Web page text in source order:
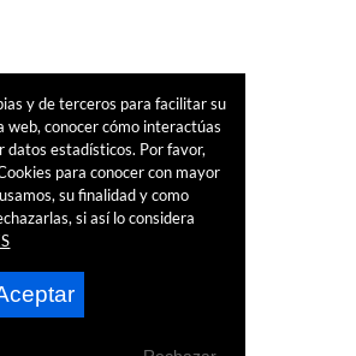
y de terceros para facilitar su
web, conocer cómo interactúas
datos estadísticos. Por favor,
para conocer con mayor
su finalidad y como
si así lo considera